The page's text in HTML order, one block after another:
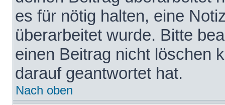
es für nötig halten, eine
überarbeitet wurde. Bitte
einen Beitrag nicht löschen
darauf geantwortet hat.
Nach oben